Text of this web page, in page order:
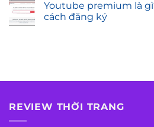
Youtube premium là
cách đăng ký
REVIEW THỜI TRANG